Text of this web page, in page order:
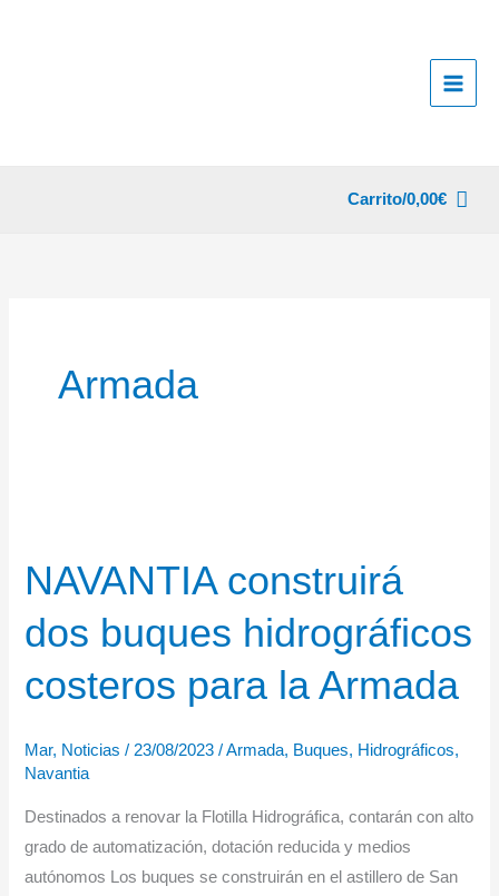
Carrito/0,00€
Armada
NAVANTIA construirá
dos buques hidrográficos
costeros para la Armada
Mar, Noticias / 23/08/2023/Armada, Buques, Hidrográficos,
Navantia
Destinados a renovar la Flotilla Hidrográfica, contarán con alto
grado de automatización, dotación reducida y medios
autónomos Los buques se construirán en el astillero de San